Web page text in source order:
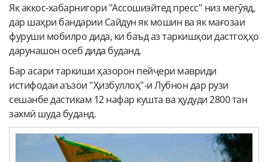
Як аккос-хабарнигори "Ассошиэйтед пресс" низ мегӯяд,
дар шаҳри бандарии Сайдун як мошин ва як мағозаи
фуруши мобилро дида, ки баъд аз таркишҳои дастгоҳҳо
дарунашон осеб дида буданд.
Бар асари таркиши ҳазорон пейҷери мавриди
истифодаи аъзои "Ҳизбуллоҳ"-и Лубнон дар рузи
сешанбе дастикам 12 нафар кушта ва ҳудуди 2800 тан
захмӣ шуда буданд.